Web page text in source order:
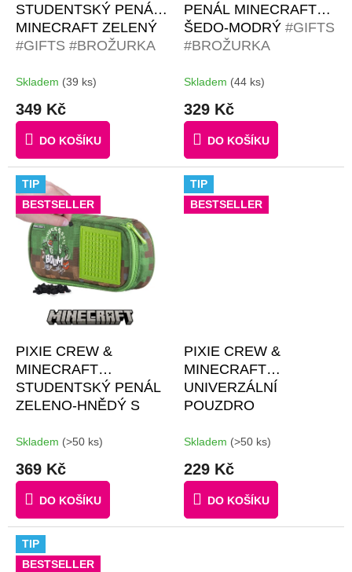
STUDENTSKÝ PENÁL
MINECRAFT ZELENÝ
#GIFTS #BROŽURKA
NÁPADŮ | 50 KS
ČERNÝCH PIXELŮ
Skladem (39 ks)
349 Kč
DO KOŠÍKU
PENÁL MINECRAFT
ŠEDO-MODRÝ #GIFTS
#BROŽURKA
NÁPADŮ | 50
ČERNÝCH PIXELŮ
Skladem (44 ks)
329 Kč
DO KOŠÍKU
TIP
BESTSELLER
PIXIE CREW &
MINECRAFT
STUDENTSKÝ PENÁL
ZELENO-HNĚDÝ S
Skladem (>50 ks)
369 Kč
DO KOŠÍKU
TIP
BESTSELLER
PIXIE CREW &
MINECRAFT
UNIVERZÁLNÍ
POUZDRO
#GIFTS #BROŽURKA
KREATIVNÍCH
NÁPADŮ | 30 MALÝCH
ČERNÝCH PIXELŮ
ZDARMA
Skladem (>50 ks)
229 Kč
DO KOŠÍKU
TIP
BESTSELLER